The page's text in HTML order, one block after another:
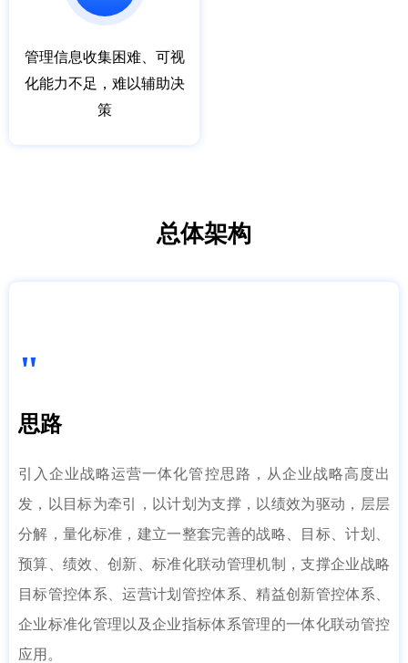
管理信息收集困难、可视
化能力不足，难以辅助决
策
总体架构
思路
引入企业战略运营一体化管控思路，从企业战略高度出
发，以目标为牵引，以计划为支撑，以绩效为驱动，层层
分解，量化标准，建立一整套完善的战略、目标、计划、
预算、绩效、创新、标准化联动管理机制，支撑企业战略
目标管控体系、运营计划管控体系、精益创新管控体系、
企业标准化管理以及企业指标体系管理的一体化联动管控
应用。
"